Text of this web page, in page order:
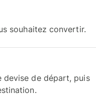
souhaitez convertir.
devise de départ, puis